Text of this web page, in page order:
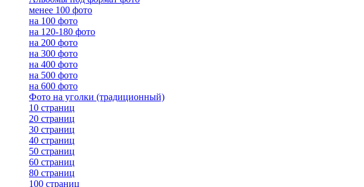
менее 100 фото
на 100 фото
на 120-180 фото
на 200 фото
на 300 фото
на 400 фото
на 500 фото
на 600 фото
Фото на уголки (традиционный)
10 страниц
20 страниц
30 страниц
40 страниц
50 страниц
60 страниц
80 страниц
100 страниц